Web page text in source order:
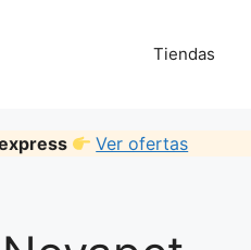
Tiendas
Ver ofertas